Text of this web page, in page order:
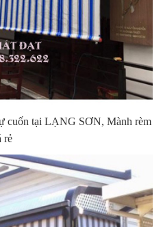
cuốn tại LẠNG SƠN, Mành rèm
rẻ